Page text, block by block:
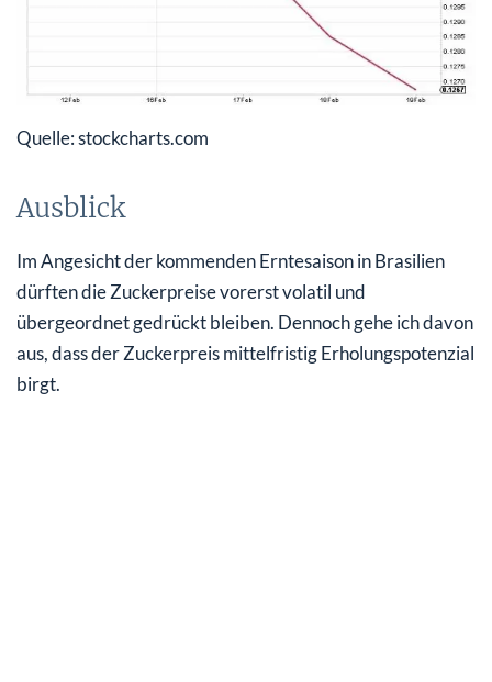
Quelle: stockcharts.com
Ausblick
Im Angesicht der kommenden Erntesaison in Brasilien
dürften die Zuckerpreise vorerst volatil und
übergeordnet gedrückt bleiben. Dennoch gehe ich davon
aus, dass der Zuckerpreis mittelfristig Erholungspotenzial
birgt.